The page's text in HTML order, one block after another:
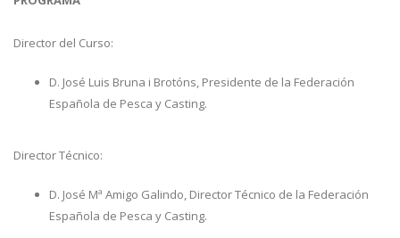
Director del Curso:
D. José Luis Bruna i Brotóns, Presidente de la Federación
Española de Pesca y Casting.
Director Técnico:
D. José Mª Amigo Galindo, Director Técnico de la Federación
Española de Pesca y Casting.